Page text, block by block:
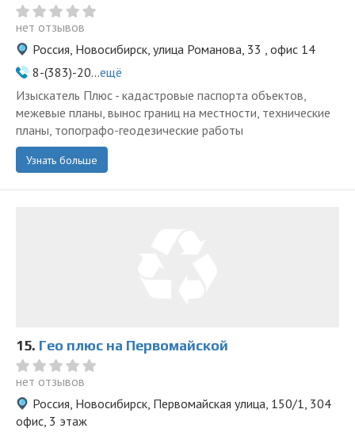
нет отзывов
Россия, Новосибирск, улица Романова, 33 , офис 14
8-(383)-20...ещё
Изыскатель Плюс - кадастровые паспорта объектов,
межевые планы, вынос границ на местности, технические
планы, топографо-геодезические работы
Узнать больше
15. Гео плюс на Первомайской
нет отзывов
Россия, Новосибирск, Первомайская улица, 150/1, 304
офис, 3 этаж